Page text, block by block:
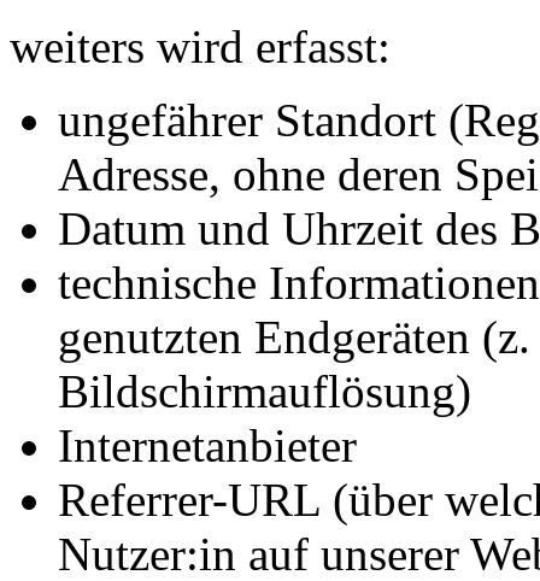
weiters wird erfasst:
ungefährer Standort
Adresse, ohne deren
Datum und Uhrzeit des
technische
genutzten Endgeräten
Bildschirmauflösung)
Internetanbieter
Referrer-URL (über
Nutzer:in auf unserer